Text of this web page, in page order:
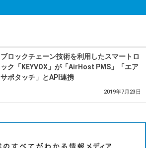
ブロックチェーン技術を利用したスマートロ
ック「KEYVOX」が「AirHost PMS」「エア
サポタッチ」とAPI連携
2019年7月23日